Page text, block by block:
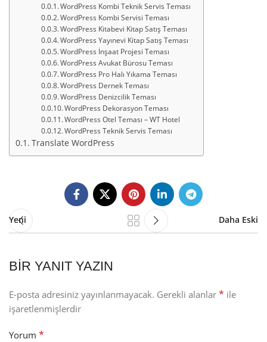
WordPress Kombi Teknik Servis Teması
WordPress Kombi Servisi Teması
WordPress Kitabevi Kitap Satış Teması
WordPress Yayınevi Kitap Satış Teması
WordPress İnşaat Projesi Teması
WordPress Avukat Bürosu Teması
WordPress Pro Halı Yıkama Teması
WordPress Dernek Teması
WordPress Denizcilik Teması
WordPress Dekorasyon Teması
WordPress Otel Teması – WT Hotel
WordPress Teknik Servis Teması
Translate WordPress
Yeni Daha Eski
BIR YANIT YAZIN
E-posta adresiniz yayınlanmayacak. Gerekli alanlar * ile
işaretlenmişlerdir
Yorum *